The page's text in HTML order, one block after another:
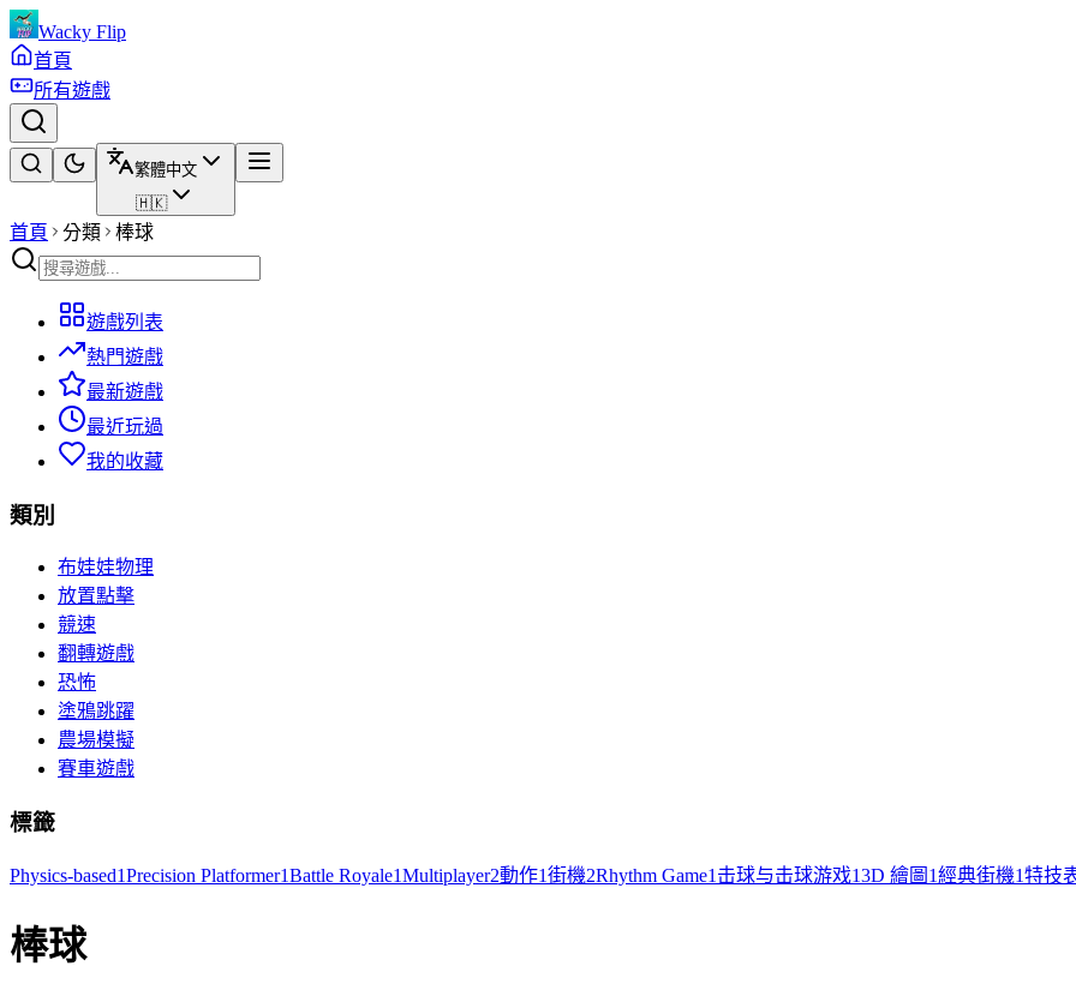
Wacky Flip
首頁
所有遊戲
繁體中文
🇭🇰
首頁 分類 棒球
遊戲列表
熱門遊戲
最新遊戲
最近玩過
我的收藏
類別
布娃娃物理
放置點擊
競速
翻轉遊戲
恐怖
塗鴉跳躍
農場模擬
賽車遊戲
標籤
Physics-based1Precision Platformer1Battle Royale1Multiplayer2動作1街機2Rhythm Game1 击球与击球游戏13D 繪圖 1經典街機1特技
棒球